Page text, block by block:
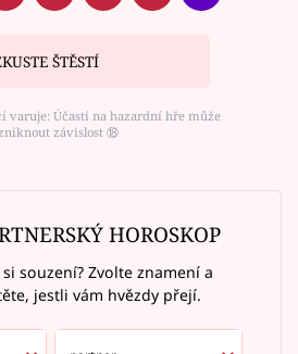
ŠTĚSTÍ
varuje: Účastí na hazardní hře může
závislost ⑱
HOROSKOP
si souzení? Zvolte znamení a
jestli vám hvězdy přejí.